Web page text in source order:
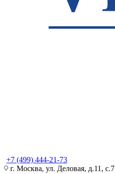
+7 (499) 444-21-73
г. Москва, ул. Деловая, д.11, с.7